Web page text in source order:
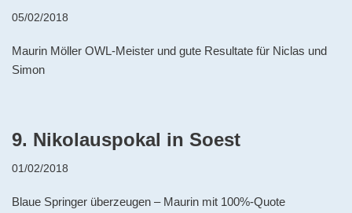
05/02/2018
Maurin Möller OWL-Meister und gute Resultate für Niclas und
Simon
9. Nikolauspokal in Soest
01/02/2018
Blaue Springer überzeugen – Maurin mit 100%-Quote